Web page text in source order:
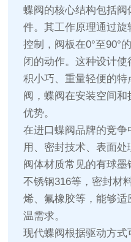
蝶阀的核心结构包括阀
件。其工作原理通过
控制，阀板在0°至90°
闭的动作。这种设计
积小巧、重量轻便的
阀，蝶阀在安装空间
优势。
在进口蝶阀品牌的竞
用、密封技术、表面处
阀体材质常见的有球墨
不锈钢316等，密封材
烯、氟橡胶等，能够
温需求。
现代蝶阀根据驱动方